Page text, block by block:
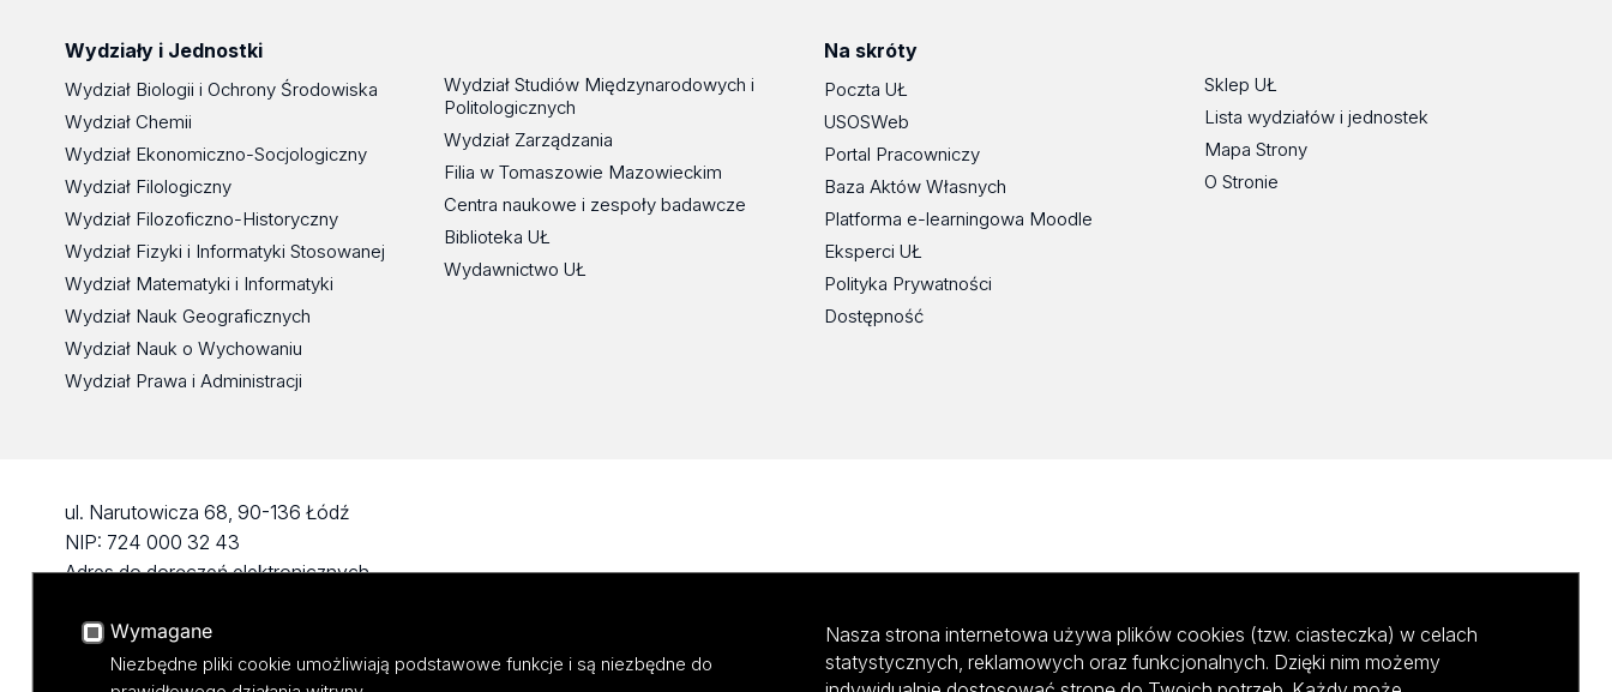
Wydziały i Jednostki
Wydział Biologii i Ochrony Środowiska
Wydział Chemii
Wydział Ekonomiczno-Socjologiczny
Wydział Filologiczny
Wydział Filozoficzno-Historyczny
Wydział Fizyki i Informatyki Stosowanej
Wydział Matematyki i Informatyki
Wydział Nauk Geograficznych
Wydział Nauk o Wychowaniu
Wydział Prawa i Administracji
Wydział Studiów Międzynarodowych i
Politologicznych
Wydział Zarządzania
Filia w Tomaszowie Mazowieckim
Centra naukowe i zespoły badawcze
Biblioteka UŁ
Wydawnictwo UŁ
Na skróty
Poczta UŁ
USOSWeb
Portal Pracowniczy
Baza Aktów Własnych
Platforma e-learningowa Moodle
Eksperci UŁ
Polityka Prywatności
Dostępność
Sklep UŁ
Lista wydziałów i jednostek
Mapa Strony
O Stronie
ul. Narutowicza 68, 90-136 Łódź
NIP: 724 000 32 43
Adres do doręczeń elektronicznych
KONTAKT
Wymagane
Niezbędne pliki cookie umożliwiają podstawowe funkcje i są niezbędne do
Nasza strona internetowa używa plików cookies (tzw. ciasteczka) w celach
statystycznych, reklamowych oraz funkcjonalnych. Dzięki nim możemy